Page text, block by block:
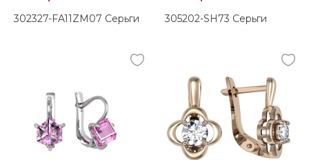
302327-FA11ZM07 Серьги 305202-SH73 Серьги